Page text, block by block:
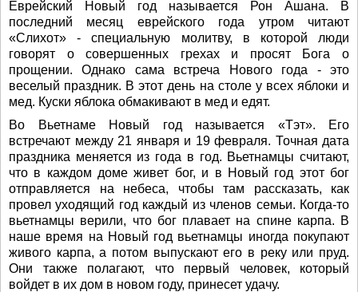
Еврейский Новый год называется Рон Ашана. В
последний месяц еврейского года утром читают
«Слихот» - специальную молитву, в которой люди
говорят о совершенных грехах и просят Бога о
прощении. Однако сама встреча Нового года - это
веселый праздник. В этот день на столе у всех яблоки и
мед. Куски яблока обмакивают в мед и едят.
Во Вьетнаме Новый год называется «Тэт». Его
встречают между 21 января и 19 февраля. Точная дата
праздника меняется из года в год. Вьетнамцы считают,
что в каждом доме живет бог, и в Новый год этот бог
отправляется на небеса, чтобы там рассказать, как
провел уходящий год каждый из членов семьи. Когда-то
вьетнамцы верили, что бог плавает на спине карпа. В
наше время на Новый год вьетнамцы иногда покупают
живого карпа, а потом выпускают его в реку или пруд.
Они также полагают, что первый человек, который
войдет в их дом в новом году, принесет удачу.